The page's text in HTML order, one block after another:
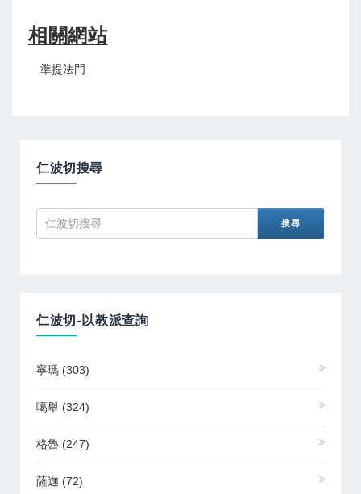
相關網站
準提法門
仁波切搜尋
仁波切-以教派查詢
寧瑪 (303)
噶舉 (324)
格魯 (247)
薩迦 (72)